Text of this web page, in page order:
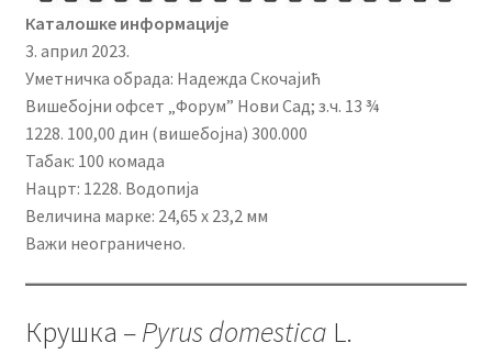
Каталошке информације
3. април 2023.
Уметничка обрада: Надежда Скочајић
Вишебојни офсет „Форум” Нови Сад; з.ч. 13 ¾
1228. 100,00 дин (вишебојна) 300.000
Табак: 100 комада
Нацрт: 1228. Водопија
Величина марке: 24,65 x 23,2 мм
Важи неограничено.
Крушка –Pyrus domestica L.